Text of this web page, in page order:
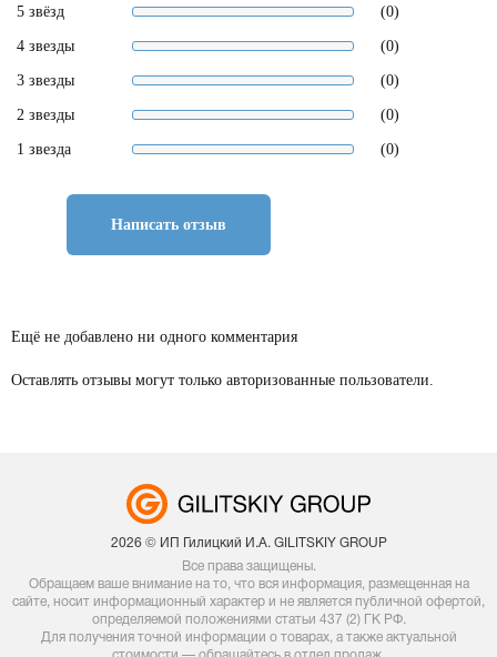
5 звёзд (0)
4 звезды (0)
3 звезды (0)
2 звезды (0)
1 звезда (0)
Написать отзыв
Ещё не добавлено ни одного комментария
Оставлять отзывы могут только авторизованные пользователи.
2026 © ИП Гилицкий И.А. GILITSKIY GROUP
Все права защищены.
Обращаем ваше внимание на то, что вся информация, размещенная на
сайте, носит информационный характер и не является публичной офертой,
определяемой положениями статьи 437 (2) ГК РФ.
Для получения точной информации о товарах, а также актуальной